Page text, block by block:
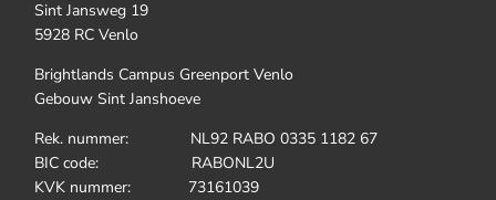
Sint Jansweg 19
5928 RC Venlo
Brightlands Campus Greenport Venlo
Gebouw Sint Janshoeve
Rek. nummer: NL92 RABO 0335 1182 67
BIC code: RABONL2U
KVK nummer: 73161039